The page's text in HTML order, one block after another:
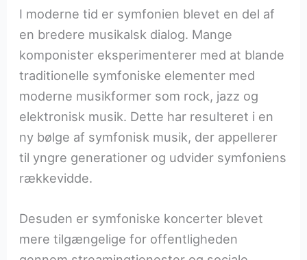
I moderne tid er symfonien blevet en del af
en bredere musikalsk dialog. Mange
komponister eksperimenterer med at blande
traditionelle symfoniske elementer med
moderne musikformer som rock, jazz og
elektronisk musik. Dette har resulteret i en
ny bølge af symfonisk musik, der appellerer
til yngre generationer og udvider symfoniens
rækkevidde.
Desuden er symfoniske koncerter blevet
mere tilgængelige for offentligheden